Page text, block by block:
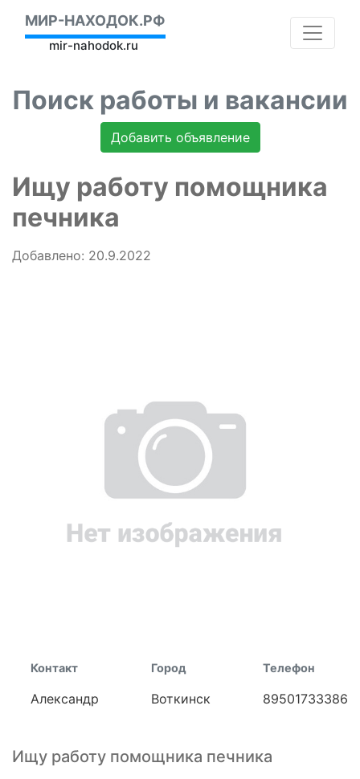
МИР-НАХОДОК.РФ
mir-nahodok.ru
Поиск работы и вакансии
Добавить объявление
Ищу работу помощника
печника
Добавлено: 20.9.2022
Контакт
Александр
Город
Воткинск
Телефон
89501733386
Ищу работу помощника печника